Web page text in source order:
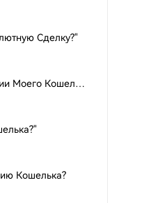
Сделку?"
Как Отследить Транзакции Моего Кошелька?
Кошелька?